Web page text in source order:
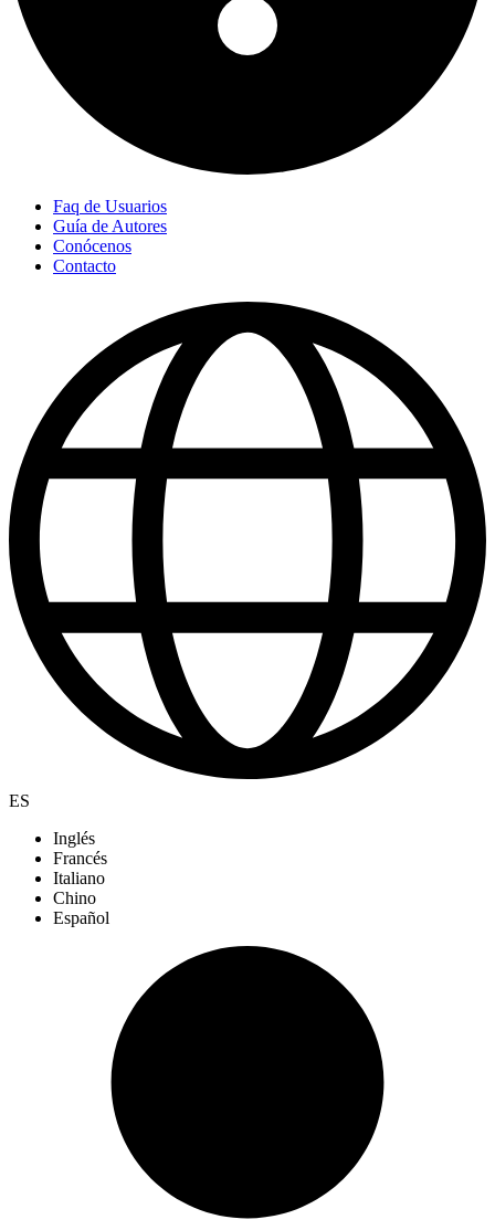
Faq de Usuarios
Guía de Autores
Conócenos
Contacto
ES
Inglés
Francés
Italiano
Chino
Español